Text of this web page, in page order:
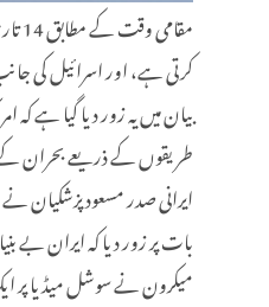
کرتی ہے، اور اسرائیل کی
بیان میں یہ زور دیا گیا ہے
طریقوں کے ذریعے بحران
بات پر زور دیا کہ ایران بے
میکرون نے سوشل میڈیا پر